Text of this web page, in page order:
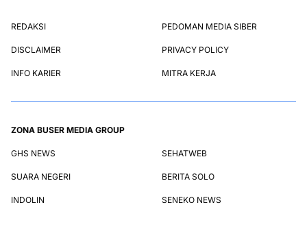
REDAKSI PEDOMAN MEDIA SIBER
DISCLAIMER PRIVACY POLICY
INFO KARIER MITRA KERJA
ZONA BUSER MEDIA GROUP
GHS NEWS SEHATWEB
SUARA NEGERI BERITA SOLO
INDOLIN SENEKO NEWS